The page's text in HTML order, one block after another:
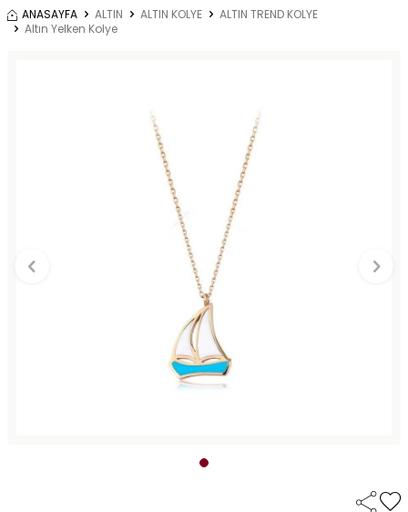
ANASAYFA ALTIN ALTIN KOLYE
ALTIN TREND KOLYE
Altın Yelken Kolye